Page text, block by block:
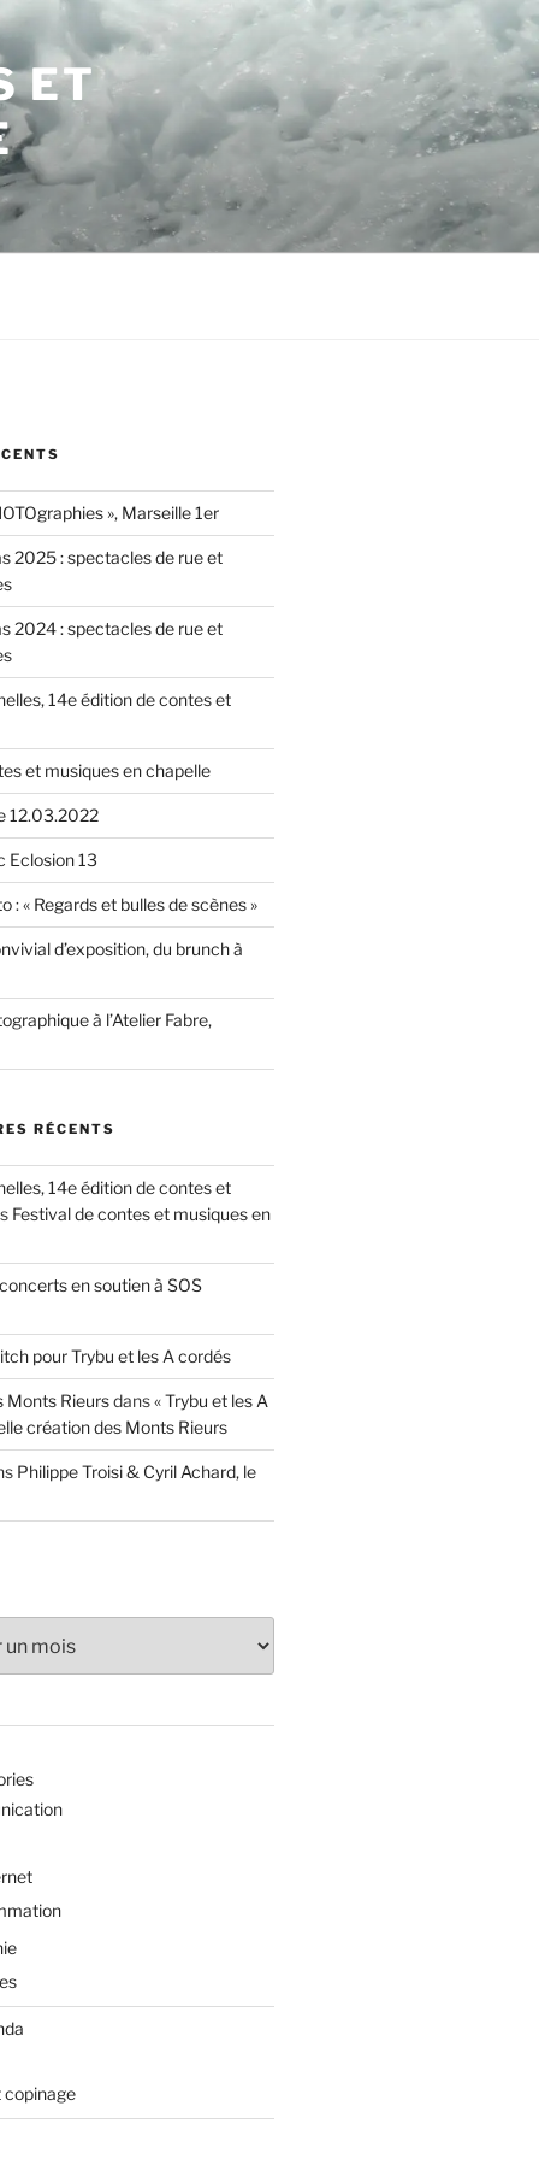
ET
», Marseille 1er
2025 : spectacles de rue et
2024 : spectacles de rue et
14e édition de contes et
et musiques en chapelle
12.03.2022
Eclosion 13
: « Regards et bulles de scènes »
d’exposition, du brunch à
à l’Atelier Fabre,
RÉCENTS
14e édition de contes et
Festival de contes et musiques en
en soutien à SOS
pour Trybu et les A cordés
Monts Rieursdans« Trybu et les A
création des Monts Rieurs
Philippe Troisi & Cyril Achard, le
copinage